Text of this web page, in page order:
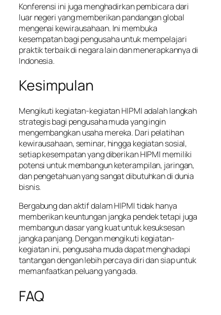
Konferensi ini juga menghadirkan pembicara dari
luar negeri yang memberikan pandangan global
mengenai kewirausahaan. Ini membuka
kesempatan bagi pengusaha untuk mempelajari
praktik terbaik di negara lain dan menerapkannya di
Indonesia.
Kesimpulan
Mengikuti kegiatan-kegiatan HIPMI adalah langkah
strategis bagi pengusaha muda yang ingin
mengembangkan usaha mereka. Dari pelatihan
kewirausahaan, seminar, hingga kegiatan sosial,
setiap kesempatan yang diberikan HIPMI memiliki
potensi untuk membangun keterampilan, jaringan,
dan pengetahuan yang sangat dibutuhkan di dunia
bisnis.
Bergabung dan aktif dalam HIPMI tidak hanya
memberikan keuntungan jangka pendek tetapi juga
membangun dasar yang kuat untuk kesuksesan
jangka panjang. Dengan mengikuti kegiatan-
kegiatan ini, pengusaha muda dapat menghadapi
tantangan dengan lebih percaya diri dan siap untuk
memanfaatkan peluang yang ada.
FAQ